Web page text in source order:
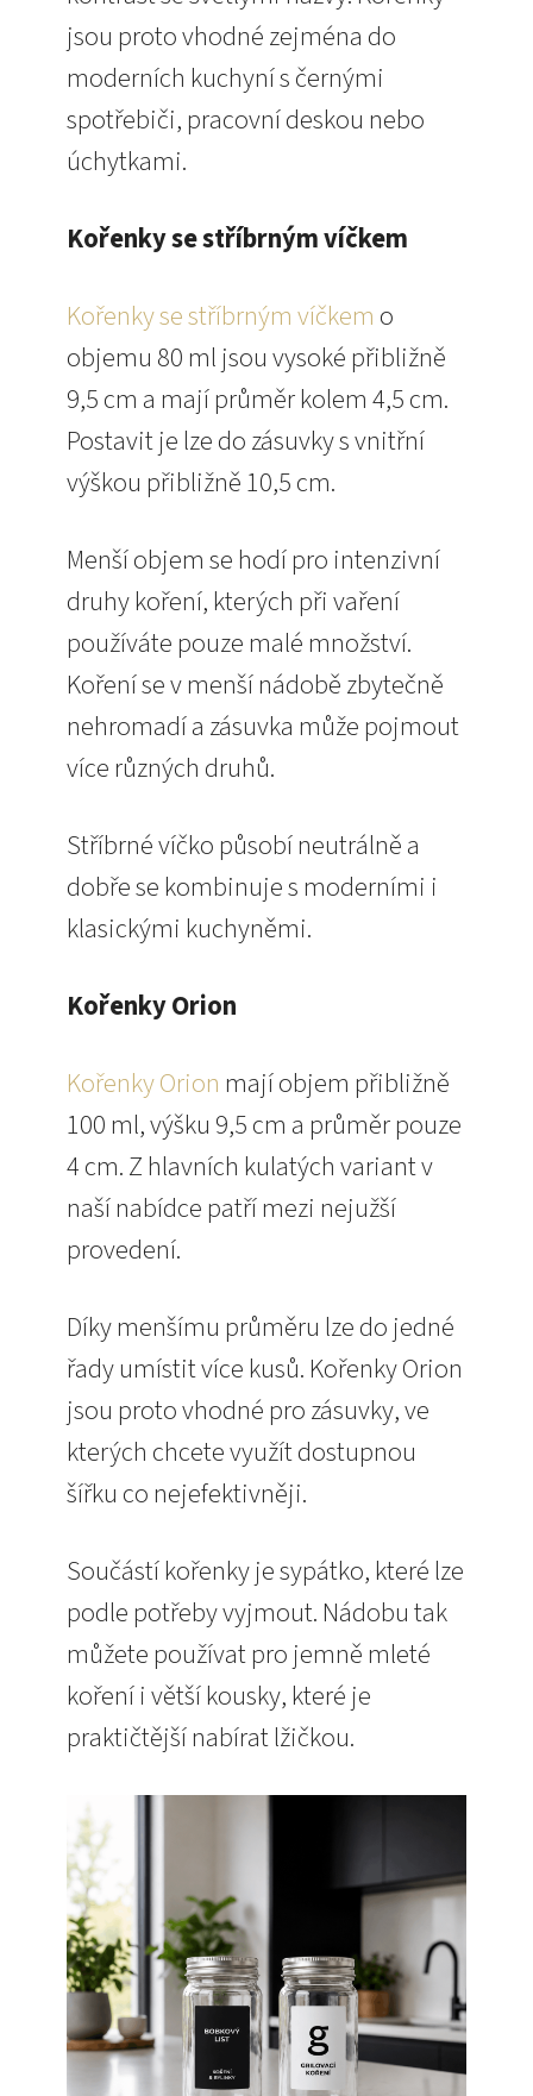
jsou proto vhodné zejména do
moderních kuchyní s černými
spotřebiči, pracovní deskou nebo
úchytkami.
Kořenky se stříbrným víčkem
Kořenky se stříbrným víčkem o
objemu 80 ml jsou vysoké přibližně
9,5 cm a mají průměr kolem 4,5 cm.
Postavit je lze do zásuvky s vnitřní
výškou přibližně 10,5 cm.
Menší objem se hodí pro intenzivní
druhy koření, kterých při vaření
používáte pouze malé množství.
Koření se v menší nádobě zbytečně
nehromadí a zásuvka může pojmout
více různých druhů.
Stříbrné víčko působí neutrálně a
dobře se kombinuje s moderními i
klasickými kuchyněmi.
Kořenky Orion
Kořenky Orion mají objem přibližně
100 ml, výšku 9,5 cm a průměr pouze
4 cm. Z hlavních kulatých variant v
naší nabídce patří mezi nejužší
provedení.
Díky menšímu průměru lze do jedné
řady umístit více kusů. Kořenky Orion
jsou proto vhodné pro zásuvky, ve
kterých chcete využít dostupnou
šířku co nejefektivněji.
Součástí kořenky je sypátko, které lze
podle potřeby vyjmout. Nádobu tak
můžete používat pro jemně mleté
koření i větší kousky, které je
praktičtější nabírat lžičkou.